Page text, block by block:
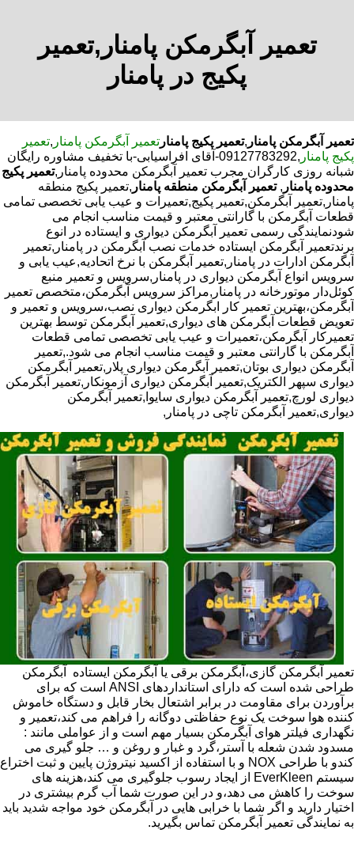
تعمیر آبگرمکن پامنار,تعمیر
پکیج در پامنار
تعمیر آبگرمکن پامنار ,تعمیر پکیج پامنار تعمیر آبگرمکن پامنار ,تعمیر
پکیج پامنار
,09127783292-آقای افراسیابی-با تخفیف مشاوره رایگان
شبانه روزی کارگران مجرب تعمیر آبگرمکن محدوده پامنار,تعمیر پکیج
محدوده پامنار , تعمیر آبگرمکن منطقه پامنار ,تعمیر پکیج منطقه
پامنار,تعمیر آبگرمکن,تعمیر پکیج,تعمیرات و عیب یابی تخصصی تمامی
قطعات آبگرمکن با گارانتی معتبر و قیمت مناسب انجام می
شودنمایندگی رسمی تعمیر آبگرمکن دیواری و ایستاده در انوع
برندتعمیر آبگرمکن ایستاده خدمات نصب آبگرمکن در پامنار,تعمیر
آبگرمکن ادارات در پامنار,تعمیر آبگرمکن با نرخ اتحادیه,عیب یابی و
سرویس انواع آبگرمکن دیواری در پامنار,سرویس و تعمیر منبع
کوئل‌دار موتورخانه در پامنار,مراکز سرویس آبگرمکن،متخصص تعمیر
آبگرمکن،بهترین تعمیر کار ابگرمکن دیواری نصب،سرویس و تعمیر و
تعویض قطعات آبگرمکن های دیواری,تعمیر آبگرمکن توسط بهترین
تعمیرکار آبگرمکن،تعمیرات و عیب یابی تخصصی تمامی قطعات
آبگرمکن با گارانتی معتبر و قیمت مناسب انجام می شود.,تعمیر
آبگرمکن دیواری بوتان,تعمیر آبگرمکن دیواری پلار,تعمیر آبگرمکن
دیواری سپهر الکتریک,تعمیر آبگرمکن دیواری آزمونکار,تعمیر آبگرمکن
دیواری لورچ,تعمیر آبگرمکن دیواری سایوا,تعمیر آبگرمکن
دیواری,تعمیر آبگرمکن تاچی در پامنار,
تعمیر آبگرمکن گازی،آبگرمکن برقی یا آبگرمکن ایستاده ​ آبگرمکن
طراحی شده است که دارای استانداردهای ANSI است که برای
برآوردن برای مقاومت در برابر اشتعال بخار قابل و دستگاه خاموش
کننده هوا سوخت یک نوع حفاظتی دوگانه را فراهم می کند،تعمیر و
نگهداری فیلتر هوای آبگرمکن بسیار مهم است و از عواملی مانند :
مسدود شدن شعله با آستر،گرد و غبار و روغن و … جلو گیری می
کندو با طراحی NOX و با استفاده از اکسید نیتروژن پایین و ثبت اختراع
سیستم EverKleen از ایجاد رسوب جلوگیری می کند،هزینه های
سوخت را کاهش می دهد،و در این صورت شما آب گرم بیشتری در
اختیار دارید و اگر شما با خرابی هایی در آبگرمکن خود مواجه شدید باید
به نمایندگی تعمیر آبگرمکن تماس بگیرید.